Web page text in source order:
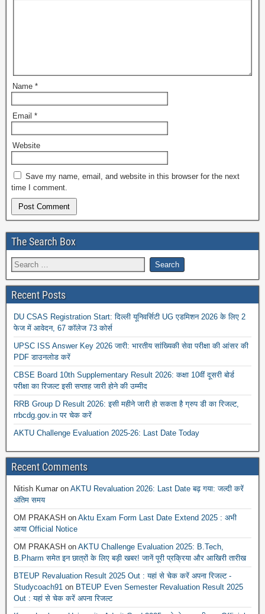
Name *
Email *
Website
Save my name, email, and website in this browser for the next
time I comment.
The Search Box
Recent Posts
DU CSAS Registration Start: दिल्ली यूनिवर्सिटी UG एडमिशन 2026 के लिए 2
फेज में आवेदन, 67 कॉलेज 73 कोर्स
UPSC ISS Answer Key 2026 जारी: भारतीय सांख्यिकी सेवा परीक्षा की आंसर की
PDF डाउनलोड करें
CBSE Board 10th Supplementary Result 2026: कक्षा 10वीं दूसरी बोर्ड
परीक्षा का रिजल्ट इसी सप्ताह जारी होने की उम्मीद
RRB Group D Result 2026: इसी महीने जारी हो सकता है ग्रुप डी का रिजल्ट,
rrbcdg.gov.in पर चेक करें
AKTU Challenge Evaluation 2025-26: Last Date Today
Recent Comments
Nitish Kumar on AKTU Revaluation 2026: Last Date बढ़ गया: जल्दी करें
अंतिम समय
OM PRAKASH on Aktu Exam Form Last Date Extend 2025 : अभी
आया Official Notice
OM PRAKASH on AKTU Challenge Evaluation 2025: B.Tech,
B.Pharm समेत इन छात्रों के लिए बड़ी खबर! जानें पूरी प्रक्रिया और आखिरी तारीख
BTEUP Revaluation Result 2025 Out : यहां से चेक करें अपना रिजल्ट -
Studycoach91 on BTEUP Even Semester Revaluation Result 2025
Out : यहां से चेक करें अपना रिजल्ट